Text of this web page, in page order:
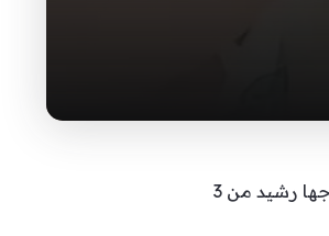
مشهد مؤثر قامت به الممثلة الكويتية هدى حسين في الحلقة 21 من مسلسل “زوجة واحدة لا تكفي” عند معرفتها بزواج زوجها رشيد من 3